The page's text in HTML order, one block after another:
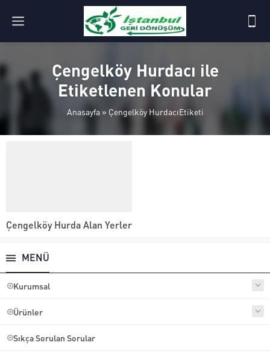
Çengelköy Hurdacı ile
Etiketlenen Konular
Anasayfa» Çengelköy HurdacıEtiketi
Çengelköy Hurda Alan Yerler
MENÜ
Kurumsal
Ürünler
Sıkça Sorulan Sorular